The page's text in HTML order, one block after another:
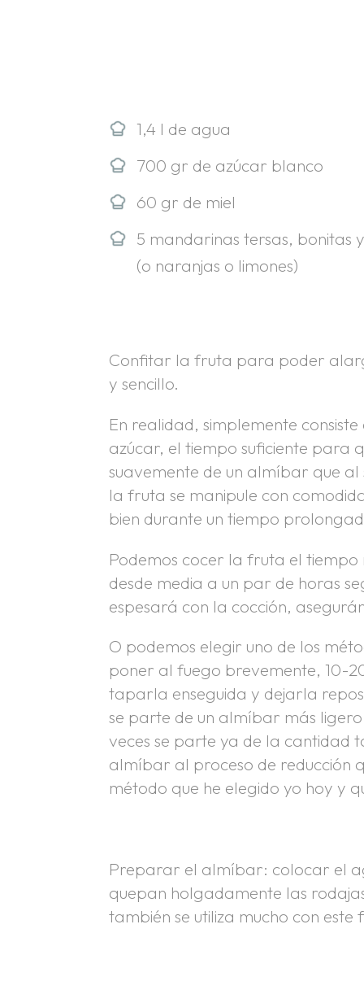
1,4 l de agua
700 gr de azúcar blanco
60 gr de miel
5 mandarinas tersas, bonitas
(o naranjas o limones)
Confitar la fruta para poder
y sencillo.
En realidad, simplemente
azúcar, el tiempo suficiente para
suavemente de un almíbar que
la fruta se manipule con
bien durante un tiempo
Podemos cocer la fruta el
desde media a un par de horas
espesará con la cocción,
O podemos elegir uno de los
poner al fuego brevemente, 10-
taparla enseguida y dejarla
se parte de un almíbar más
veces se parte ya de la cantidad
almíbar al proceso de reducción
método que he elegido yo hoy y
Preparar el almíbar: colocar el
quepan holgadamente las
también se utiliza mucho con